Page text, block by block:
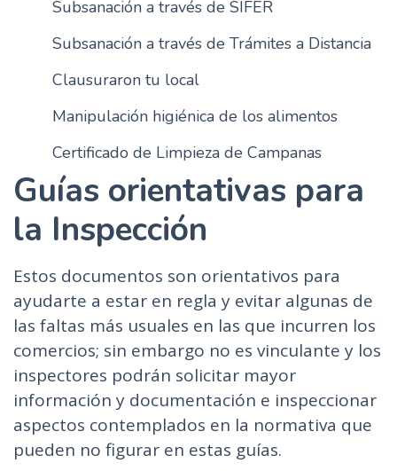
l
Subsanación a través de SIFER
Subsanación a través de Trámites a Distancia
Clausuraron tu local
Manipulación higiénica de los alimentos
Certificado de Limpieza de Campanas
Guías orientativas para
la Inspección
Estos documentos son orientativos para
ayudarte a estar en regla y evitar algunas de
las faltas más usuales en las que incurren los
comercios; sin embargo no es vinculante y los
inspectores podrán solicitar mayor
información y documentación e inspeccionar
aspectos contemplados en la normativa que
pueden no figurar en estas guías.